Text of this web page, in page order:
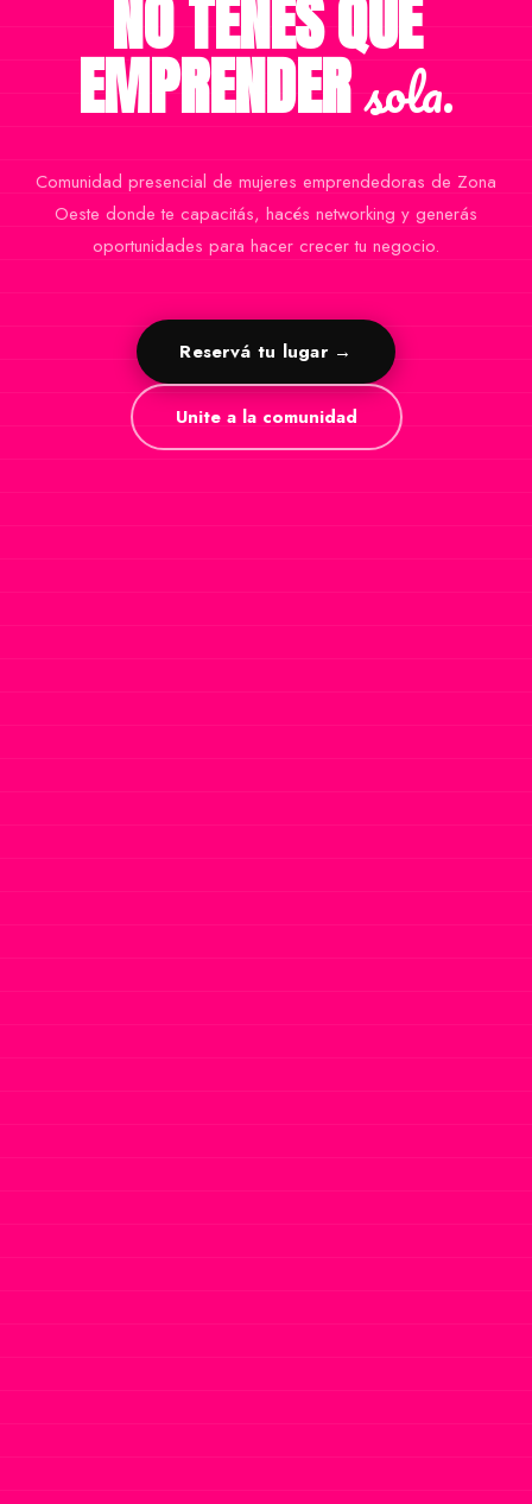
NO TENÉS QUE
EMPRENDERsola.
Comunidad presencial de mujeres emprendedoras de Zona
Oeste donde te capacitás, hacés networking y generás
oportunidades para hacer crecer tu negocio.
Reservá tu lugar →
Unite a la comunidad